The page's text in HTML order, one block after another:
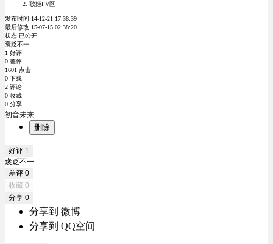
歌姬PV区
发布时间 14-12-21 17:38:39
最后修改 15-07-15 02:38:20
状态 已公开
褒贬不一
1 好评
0 差评
1601 点击
0 下载
2 评论
0 收藏
0 分享
初音未来
删除
好评 1
褒贬不一
差评 0
收藏 0
分享 0
分享到 微博
分享到 QQ空间